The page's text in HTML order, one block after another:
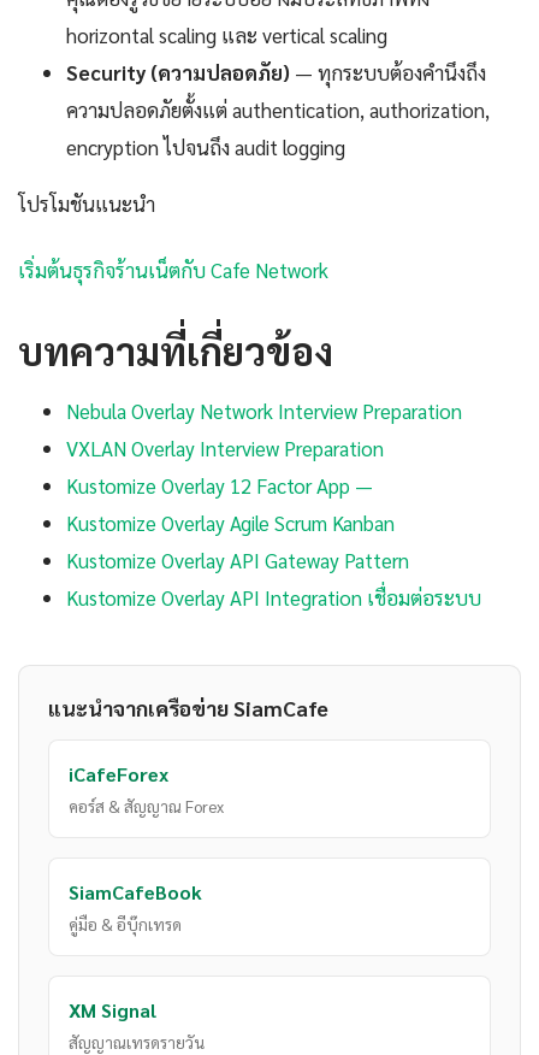
horizontal scaling และ vertical scaling
Security (ความปลอดภัย) — ทุกระบบต้องคำนึงถึง
ความปลอดภัยตั้งแต่ authentication, authorization,
encryption ไปจนถึง audit logging
โปรโมชันแนะนำ
เริ่มต้นธุรกิจร้านเน็ตกับ Cafe Network
บทความที่เกี่ยวข้อง
Nebula Overlay Network Interview Preparation
VXLAN Overlay Interview Preparation
Kustomize Overlay 12 Factor App —
Kustomize Overlay Agile Scrum Kanban
Kustomize Overlay API Gateway Pattern
Kustomize Overlay API Integration เชื่อมต่อระบบ
แนะนำจากเครือข่าย SiamCafe
iCafeForex
คอร์ส & สัญญาณ Forex
SiamCafeBook
คู่มือ & อีบุ๊กเทรด
XM Signal
สัญญาณเทรดรายวัน